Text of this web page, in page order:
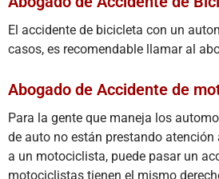
El accidente de bicicleta con un
casos, es recomendable llamar al
Abogado de Accidente de
Para la gente que maneja los
de auto no están prestando
a un motociclista, puede pasar un
motociclistas tienen el mismo